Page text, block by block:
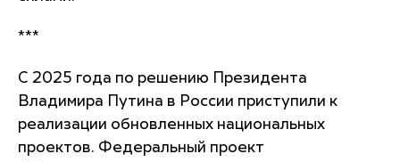
***
С 2025 года по решению Президента
Владимира Путина в России приступили к
реализации обновленных национальных
проектов. Федеральный проект